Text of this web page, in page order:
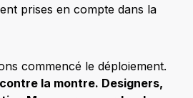
prises en compte dans la
commencé le déploiement.
la montre. Designers,